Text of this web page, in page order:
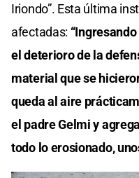
Iriondo”. Esta última
afectadas:
el deterioro de la
material que se
queda al aire
el padre Gelmi y
todo lo erosionado,